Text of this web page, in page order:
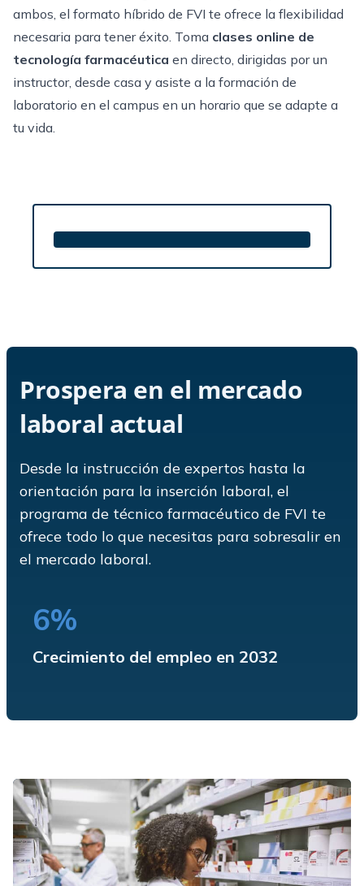
ambos, el formato híbrido de FVI te ofrece la flexibilidad
necesaria para tener éxito. Toma clases online de
tecnología farmacéutica en directo, dirigidas por un
instructor, desde casa y asiste a la formación de
laboratorio en el campus en un horario que se adapte a
tu vida.
Prospera en el mercado
laboral actual
Desde la instrucción de expertos hasta la
orientación para la inserción laboral, el
programa de técnico farmacéutico de FVI te
ofrece todo lo que necesitas para sobresalir en
el mercado laboral.
6%
Crecimiento del empleo en 2032